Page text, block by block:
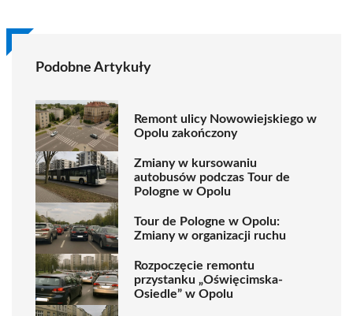
Podobne Artykuły
Remont ulicy Nowowiejskiego w
Opolu zakończony
Zmiany w kursowaniu
autobusów podczas Tour de
Pologne w Opolu
Tour de Pologne w Opolu:
Zmiany w organizacji ruchu
Rozpoczęcie remontu
przystanku „Oświęcimska-
Osiedle” w Opolu